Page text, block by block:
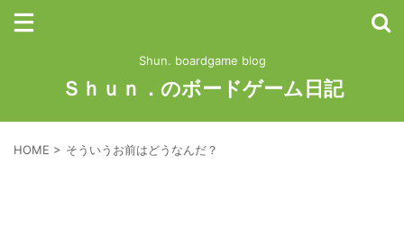
Shun. boardgame blog
Ｓｈｕｎ．のボードゲーム日記
HOME > そういうお前はどうなんだ？